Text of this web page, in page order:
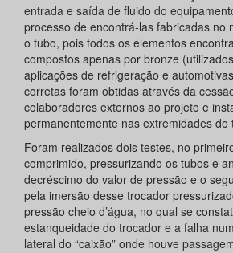
entrada e saída de fluido do
processo de encontrá-las fabricadas no
o tubo, pois todos os elementos
compostos apenas por bronze
aplicações de refrigeração e
corretas foram obtidas através da
colaboradores externos ao projeto e
permanentemente nas extremidades do
Foram realizados dois testes, no
comprimido, pressurizando os tubos e
decréscimo do valor de pressão e o
pela imersão desse trocador
pressão cheio d’água, no qual se
estanqueidade do trocador e a falha
lateral do “caixão” onde houve